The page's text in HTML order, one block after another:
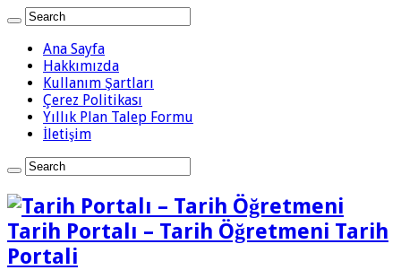
Ana Sayfa
Hakkımızda
Kullanım Şartları
Çerez Politikası
Yıllık Plan Talep Formu
İletişim
Tarih Portalı – Tarih Öğretmeni Tarih
Portali